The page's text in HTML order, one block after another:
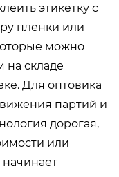
этикетку с
пленки или
можно
на складе
Для оптовика
партий и
дорогая,
или